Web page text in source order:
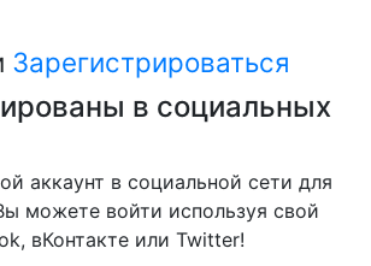
Зарегистрироваться
в социальных
аккаунт в социальной сети для
можете войти используя свой
вКонтакте или Twitter!